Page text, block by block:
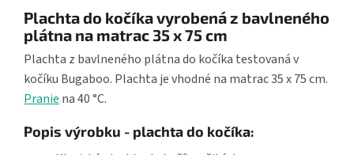
Plachta do kočíka vyrobená z bavlneného
plátna na matrac 35 x 75 cm
Plachta z bavlneného plátna do kočíka testovaná v
kočíku Bugaboo. Plachta je vhodné na matrac 35 x 75 cm.
Pranie na 40 °C.
Popis výrobku - plachta do kočíka: